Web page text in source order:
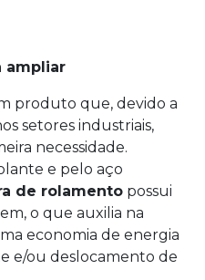
ampliar
produto que, devido a
setores industriais,
necessidade.
e pelo aço
de rolamento possui
o que auxilia na
economia de energia
e/ou deslocamento de